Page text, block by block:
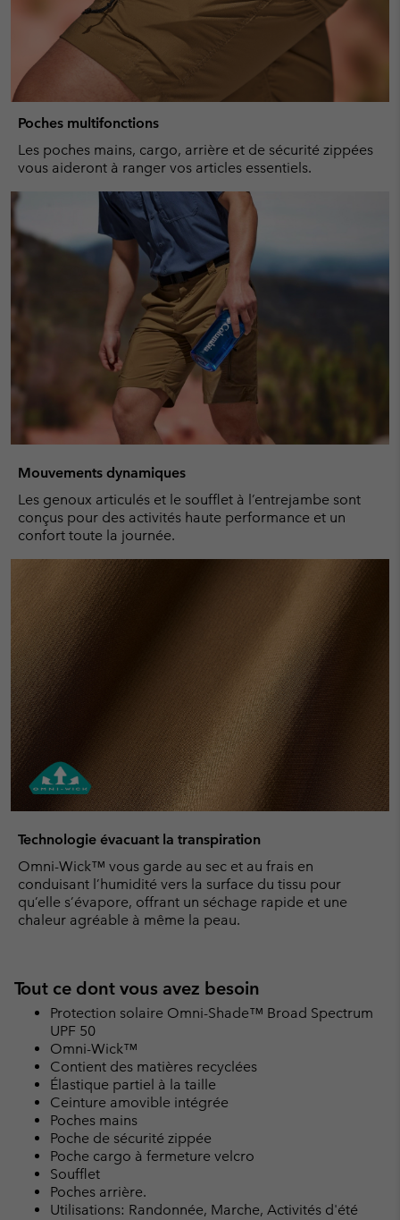
Poches multifonctions
Les poches mains, cargo, arrière et de sécurité zippées
vous aideront à ranger vos articles essentiels.
Mouvements dynamiques
Les genoux articulés et le soufflet à l’entrejambe sont
conçus pour des activités haute performance et un
confort toute la journée.
Technologie évacuant la transpiration
Omni-Wick™ vous garde au sec et au frais en
conduisant l’humidité vers la surface du tissu pour
qu’elle s’évapore, offrant un séchage rapide et une
chaleur agréable à même la peau.
Tout ce dont vous avez besoin
Protection solaire Omni-Shade™ Broad Spectrum
UPF 50
Omni-Wick™
Contient des matières recyclées
Élastique partiel à la taille
Ceinture amovible intégrée
Poches mains
Poche de sécurité zippée
Poche cargo à fermeture velcro
Soufflet
Poches arrière.
Utilisations: Randonnée, Marche, Activités d'été